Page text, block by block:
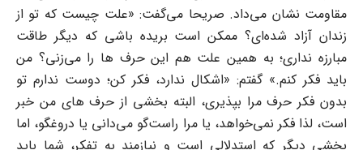
مقاومت نشان می‌داد. صریحا می‌گفت: «علت چیست که تو از
زندان آزاد شده‌ای؟ ممکن است بریده باشی که دیگر طاقت
مبارزه نداری؛ به همین علت هم این حرف ها را می‌زنی؟ من
باید فکر کنم.» گفتم: «اشکال ندارد، فکر کن؛ دوست ندارم تو
بدون فکر حرف مرا بپذیری، البته بخشی از حرف های من خبر
است، لذا فکر نمی‌خواهد، یا مرا راست‌گو می‌دانی یا دروغگو، اما
بخشی دیگر که استدلالی است و نیازمند به تفکر، شما باید